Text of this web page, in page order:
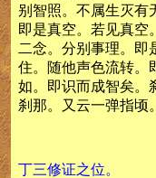
别智照。不属生灭有
即是真空。若见真空
二念。分别事理。即
住。随他声色流转。
如。即识而成智矣。
刹那。又云一弹指顷
丁三修证之位。